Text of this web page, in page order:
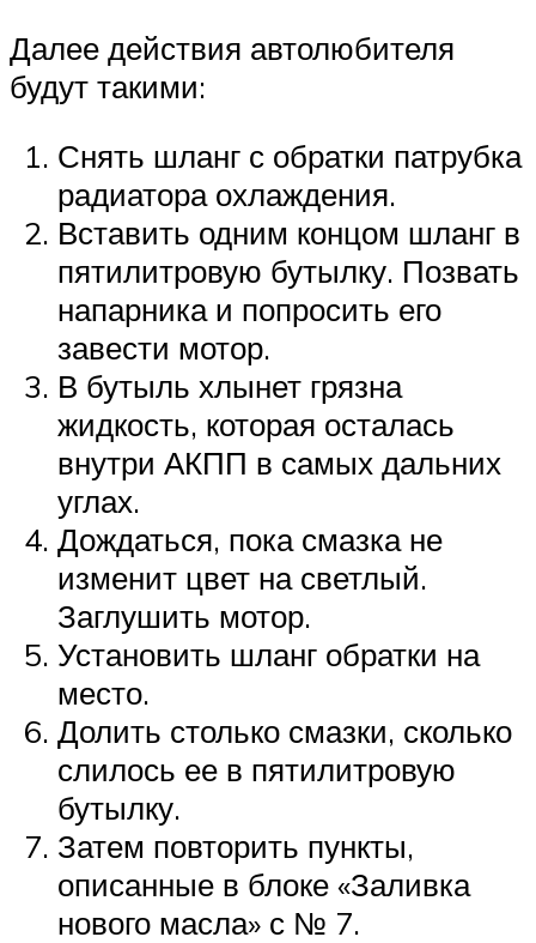
Далее действия автолюбителя
будут такими:
Снять шланг с обратки патрубка
радиатора охлаждения.
Вставить одним концом шланг в
пятилитровую бутылку. Позвать
напарника и попросить его
завести мотор.
В бутыль хлынет грязна
жидкость, которая осталась
внутри АКПП в самых дальних
углах.
Дождаться, пока смазка не
изменит цвет на светлый.
Заглушить мотор.
Установить шланг обратки на
место.
Долить столько смазки, сколько
слилось ее в пятилитровую
бутылку.
Затем повторить пункты,
описанные в блоке «Заливка
нового масла» с № 7.